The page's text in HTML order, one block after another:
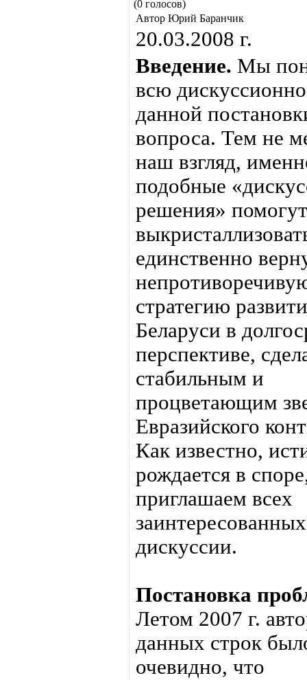
(0 голосов)
Автор Юрий Баранчик
20.03.2008 г.
Введение. Мы
всю
данной
вопроса. Тем не
наш взгляд,
подобные
решения» помогут
единственно
стратегию
Беларуси в
перспективе,
стабильным и
процветающим
Евразийского
Как известно,
рождается в
приглашаем всех
дискуссии.
Постановка
Летом 2007 г.
данных строк
очевидно, что